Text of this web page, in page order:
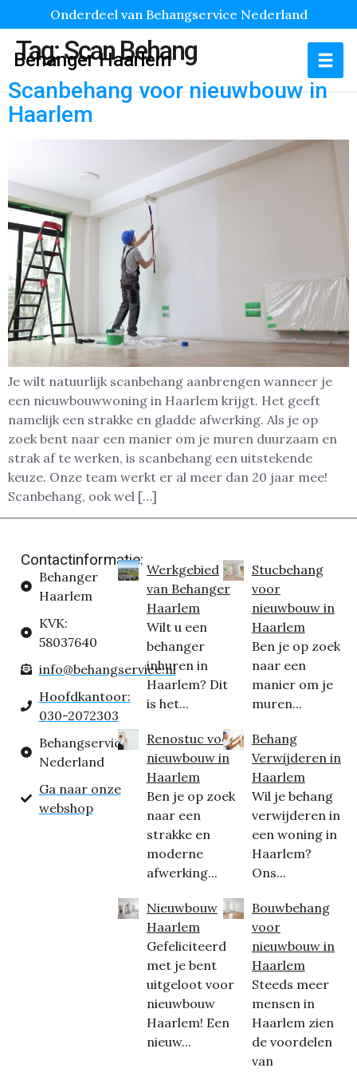
Onderdeel van Behangservice Nederland
Behanger Haarlem
Tag:Scan Behang
Scanbehang voor nieuwbouw in
Haarlem
Je wilt natuurlijk scanbehang aanbrengen wanneer je
een nieuwbouwwoning in Haarlem krijgt. Het geeft
namelijk een strakke en gladde afwerking. Als je op
zoek bent naar een manier om je muren duurzaam en
strak af te werken, is scanbehang een uitstekende
keuze. Onze team werkt er al meer dan 20 jaar mee!
Scanbehang, ook wel […]
Contactinformatie:
Behanger
Haarlem
KVK:
58037640
info@behangservice.nl
Hoofdkantoor:
030-2072303
Behangservice
Nederland
Ga naar onze
webshop
Werkgebied
van Behanger
Haarlem
Wilt u een
behanger
inhuren in
Haarlem? Dit
is het...
Renostuc voor
nieuwbouw in
Haarlem
Ben je op zoek
naar een
strakke en
moderne
afwerking...
Nieuwbouw
Haarlem
Gefeliciteerd
met je bent
uitgeloot voor
nieuwbouw
Haarlem! Een
nieuw...
Stucbehang
voor
nieuwbouw in
Haarlem
Ben je op zoek
naar een
manier om je
muren...
Behang
Verwijderen in
Haarlem
Wil je behang
verwijderen in
een woning in
Haarlem?
Ons...
Bouwbehang
voor
nieuwbouw in
Haarlem
Steeds meer
mensen in
Haarlem zien
de voordelen
van